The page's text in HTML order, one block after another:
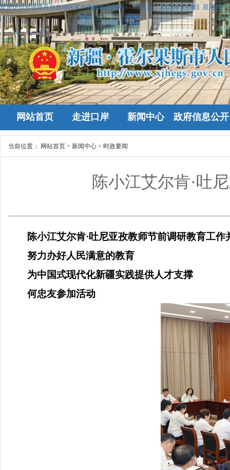
欢迎访问新疆维吾尔自治区霍尔果斯政府网站！ 今天是：2026年8月9日 星期日
网站首页 走进口岸 新闻中心 政府信息公开
当前位置： 网站首页 > 新闻中心 > 时政要闻
陈小江艾尔肯·吐
陈小江艾尔肯·吐尼亚孜教师节前调研教育工
努力办好人民满意的教育
为中国式现代化新疆实践提供人才支撑
何忠友参加活动